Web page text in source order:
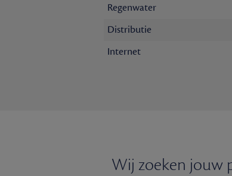
Regenwater
Distributie
Internet
Wij zoeken jouw